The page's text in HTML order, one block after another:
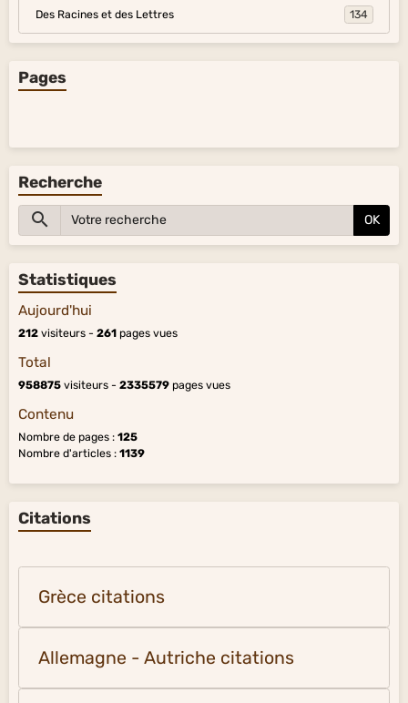
Des Racines et des Lettres 134
Pages
Recherche
OK
Statistiques
Aujourd'hui
212 visiteurs - 261 pages vues
Total
958875 visiteurs - 2335579 pages vues
Contenu
Nombre de pages : 125
Nombre d'articles : 1139
Citations
Grèce citations
Allemagne - Autriche citations